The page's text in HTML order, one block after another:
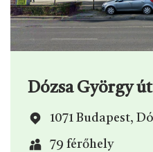
Dózsa György út
1071 Budapest,
79 férőhely